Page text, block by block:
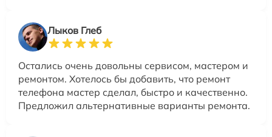
Лыков Глеб
Остались очень довольны сервисом, мастером и
ремонтом. Хотелось бы добавить, что ремонт
телефона мастер сделал, быстро и качественно.
Предложил альтернативные варианты ремонта.